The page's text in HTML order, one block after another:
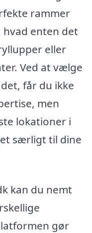
rammer
enten det
eller
Ved at vælge
får du ikke
men
lokationer i
særligt til dine
kan du nemt
gør